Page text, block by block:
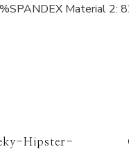
Material 2:
Hipster-